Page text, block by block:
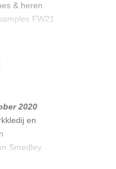
& heren
FW21
tricots de
2020
en
Smedley,
de Lea,